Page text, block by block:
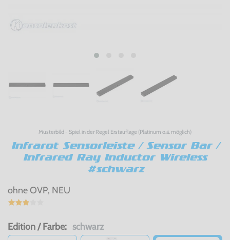
Musterbild - Spiel in der Regel Erstauflage (Platinum o.ä. möglich)
Infrarot Sensorleiste / Sensor Bar /
Infrared Ray Inductor Wireless
#schwarz
ohne OVP, NEU
Edition / Farbe: schwarz